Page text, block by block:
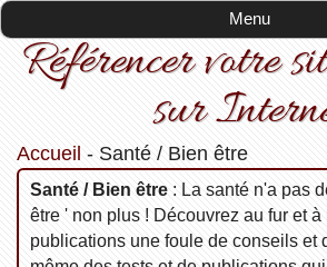
Menu
Référencer votre
sur
Accueil - Santé / Bien être
Santé / Bien être: La santé n'a pas
être ' non plus ! Découvrez au fur et
publications une foule de conseils et